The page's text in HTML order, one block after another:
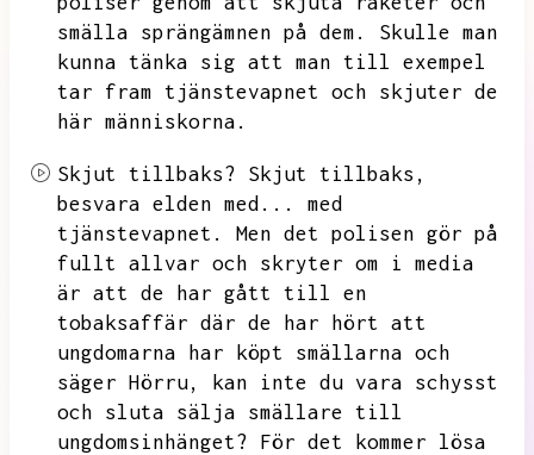
smälla sprängämnen på dem.
Skulle man
kunna tänka sig att man till exempel
tar fram tjänstevapnet och skjuter de
här människorna.
Skjut tillbaks?
Skjut tillbaks,
besvara elden med...
med
tjänstevapnet.
Men det polisen gör på
fullt allvar och skryter om i media
är att de har gått till en
tobaksaffär där de har hört att
ungdomarna har köpt smällarna och
säger Hörru,
kan inte du vara schysst
och sluta sälja smällare till
ungdomsinhänget?
För det kommer lösa